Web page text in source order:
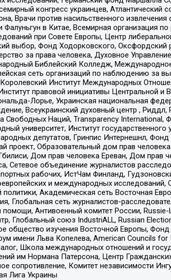
конгресс украинцев, Атлантический
против насильственного извлечения
в Китае, Всемирная организация
при Совете Европы, Центр
выбор, Фонд Ходорковского,
за права человека, Духовное Управление
Библейский Колледж,
сеть организаций по наблюдению за
Институт Международных
правовой инициативы Центральной
Лорье, Украинская национальная
Всеукраинский духовный центр , Риддл,
Наций, Transparеncy International,
университет, Институт государственного
депутатов, Гринпис Интернешнл,
проект, Образовательный дом прав
Дом прав человека Ереван, Дом прав
Сетевое объединение журналистов
рабочих, ИстЧам Финланд,
и международных
Академическая сеть Восточная
сеть журналистов-
Антивоенный комитет России, Russie-
Глобальный союз IndustriALL, Russian
общество изучения Восточной Европы,
имени Льва Копелева, American Councils for
Школа международных отношений и
им Нормана Патерсона, Центр
сопротивление, Комитет независимости
Лига Украины